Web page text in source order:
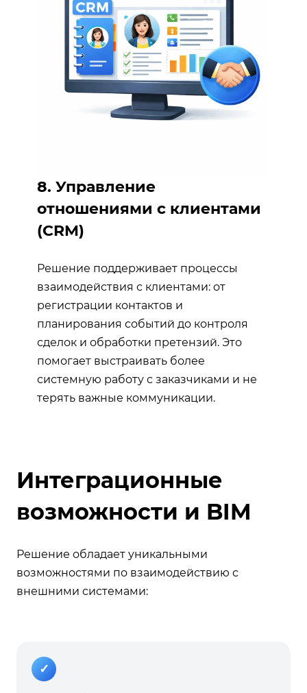
8. Управление
отношениями с клиентами
(CRM)
Решение поддерживает процессы
взаимодействия с клиентами: от
регистрации контактов и
планирования событий до контроля
сделок и обработки претензий. Это
помогает выстраивать более
системную работу с заказчиками и не
терять важные коммуникации.
Интеграционные
возможности и BIM
Решение обладает уникальными
возможностями по взаимодействию с
внешними системами:
✓